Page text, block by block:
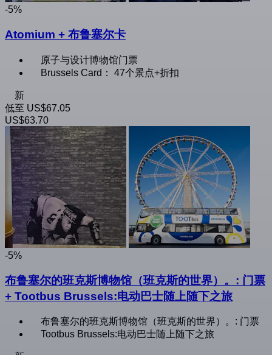
-5%
Atomium + 布鲁塞尔卡
原子与设计博物馆门票
Brussels Card： 47个景点+折扣
新
低至 US$67.05
US$63.70
-5%
布鲁塞尔的班克斯博物馆（班克斯的世界）。: 门票
+ Tootbus Brussels:电动巴士随上随下之旅
布鲁塞尔的班克斯博物馆（班克斯的世界）。: 门票
Tootbus Brussels:电动巴士随上随下之旅